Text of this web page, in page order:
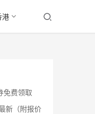
港
免费领取
新（附报价